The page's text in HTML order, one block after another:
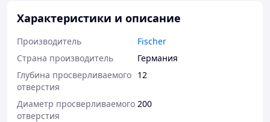
Характеристики и описание
Производитель
Fischer
Страна производитель
Германия
Глубина просверливаемого
отверстия
12
Диаметр просверливаемого
отверстия
200